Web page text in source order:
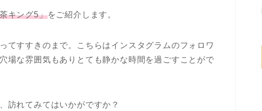
キング5」をご紹介します。
てすすきのまで。こちらはインスタグラムのフォロワ
場な雰囲気もありとても静かな時間を過ごすことがで
訪れてみてはいかがですか？